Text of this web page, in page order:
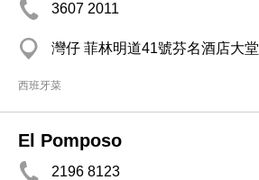
3607 2011
灣仔 菲林明道41號芬名酒店大堂
西班牙菜
El Pomposo
2196 8123